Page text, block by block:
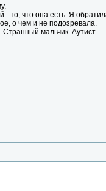
- то, что она есть. Я
о чем и не подозревала.
мальчик. Аутист.